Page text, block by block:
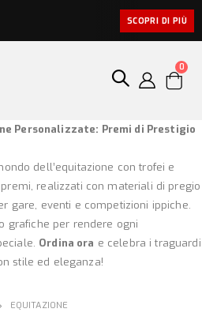
SCOPRI DI PIÙ
Cart
0
Personalizzate: Premi di Prestigio
dell’equitazione con trofei e
realizzati con materiali di pregio
gare, eventi e competizioni ippiche.
grafiche per rendere ogni
Ordina ora e celebra i traguardi
stile ed eleganza!
EQUITAZIONE